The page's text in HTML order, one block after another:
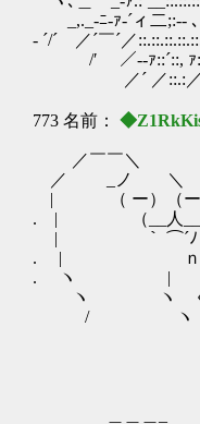
_,._-ﾆ-ｧ‐´ィ二
‐ ´/´ ／´￣´／
/′ ／-‐ｧ::´::, ｧ::
／´ ／::.:／ノ／
773 名前：
／￣￣＼
／ _ノ ＼
| （ ー）（
. | （__人__
| ｀ ⌒´ﾉ 歩
. | ｎｌ^l^l
. ヽ |
ヽ ヽ
/ ヽ